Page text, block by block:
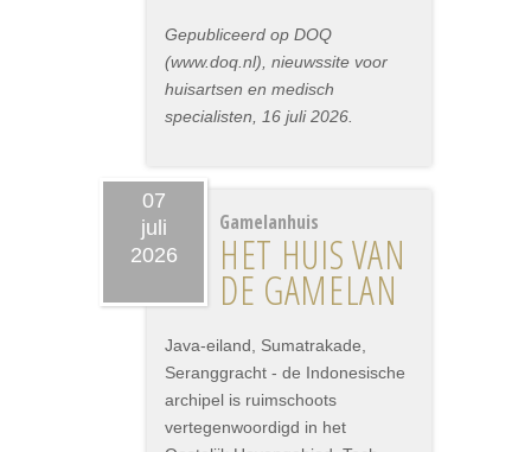
Gepubliceerd op DOQ
(www.doq.nl), nieuwssite voor
huisartsen en medisch
specialisten, 16 juli 2026.
07
juli
2026
Gamelanhuis
HET HUIS VAN
DE GAMELAN
Java-eiland, Sumatrakade,
Seranggracht - de Indonesische
archipel is ruimschoots
vertegenwoordigd in het